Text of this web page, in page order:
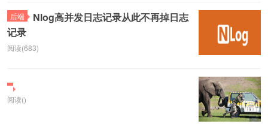
后端
Nlog高并发日志记录从此不再掉日志
记录
阅读(683)
阅读()